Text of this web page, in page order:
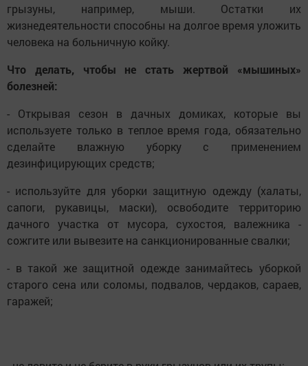
грызуны, например, мыши. Остатки их
жизнедеятельности способны на долгое время уложить
человека на больничную койку.
Что делать, чтобы не стать жертвой «мышиных»
болезней:
- Открывая сезон в дачных домиках, которые вы
используете только в теплое время года, обязательно
сделайте влажную уборку с применением
дезинфицирующих средств;
- используйте для уборки защитную одежду (халаты,
сапоги, рукавицы, маски), освободите территорию
дачного участка от мусора, сухостоя, валежника -
сожгите или вывезите на санкционированные свалки;
- в такой же защитной одежде занимайтесь уборкой
старого сена или соломы, подвалов, чердаков, сараев,
гаражей;